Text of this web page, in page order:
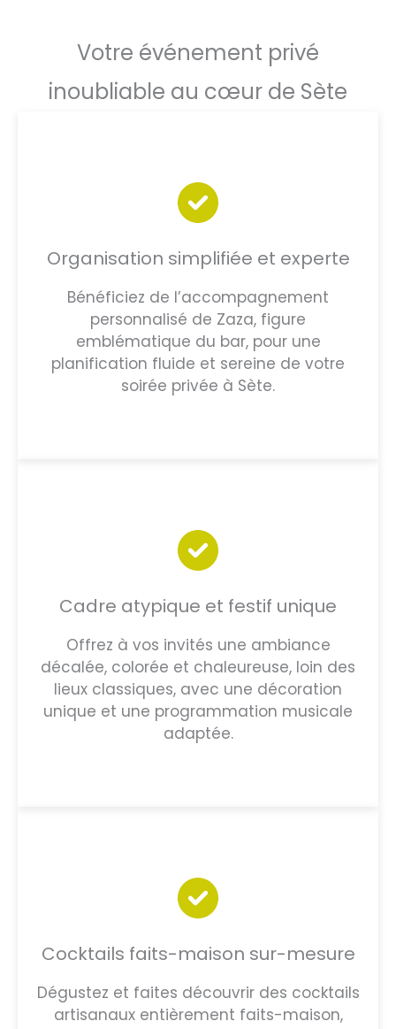
Votre événement privé
inoubliable au cœur de Sète
Organisation simplifiée et experte
Bénéficiez de l’accompagnement
personnalisé de Zaza, figure
emblématique du bar, pour une
planification fluide et sereine de votre
soirée privée à Sète.
Cadre atypique et festif unique
Offrez à vos invités une ambiance
décalée, colorée et chaleureuse, loin des
lieux classiques, avec une décoration
unique et une programmation musicale
adaptée.
Cocktails faits-maison sur-mesure
Dégustez et faites découvrir des cocktails
artisanaux entièrement faits-maison,